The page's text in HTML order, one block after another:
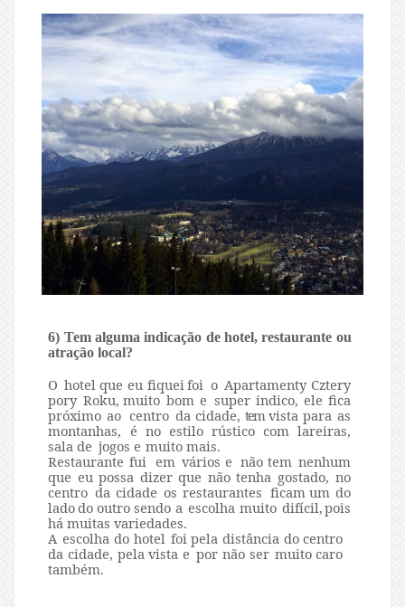
6) Tem alguma indicação de hotel, restaurante ou
atração local?
O hotel que eu fiqueifoi o Apartamenty Cztery
pory Roku, muito bom e super indico, ele fica
próximo ao centro da cidade, temvista para as
montanhas, é no estilo rústico com lareiras,
sala de jogos e muito mais.
Restaurante fui em vários e não tem nenhum
que eu possa dizer que não tenha gostado, no
centro da cidade os restaurantes ficam um do
ladodo outro sendo a escolha muito difícil,pois
há muitas variedades.
A escolha do hotel foi pela distância do centro
da cidade, pela vista e por não ser muito caro
também.